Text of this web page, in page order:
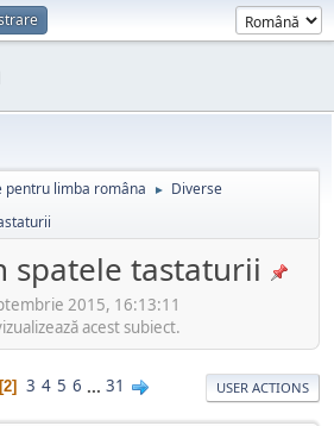
pentru limba româna ► Diverse
spatele tastaturii
2015, 16:13:11
acest subiect.
2 3 4 5 6 ... 31 USER ACTIONS